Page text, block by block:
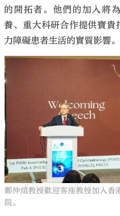
的開拓者。他們的加入將
養、重大科研合作提供寶貴
力障礙患者生活的實質影響。
鄭仲煊教授歡迎客座教授加入香
院。